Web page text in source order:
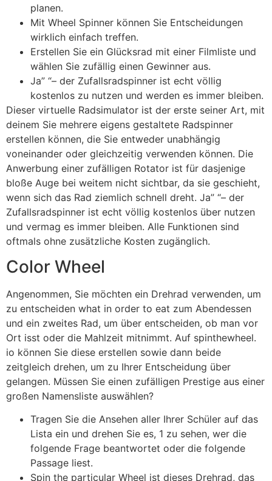
planen.
Mit Wheel Spinner können Sie Entscheidungen
wirklich einfach treffen.
Erstellen Sie ein Glücksrad mit einer Filmliste und
wählen Sie zufällig einen Gewinner aus.
Ja” “– der Zufallsradspinner ist echt völlig
kostenlos zu nutzen und werden es immer bleiben.
Dieser virtuelle Radsimulator ist der erste seiner Art, mit
deinem Sie mehrere eigens gestaltete Radspinner
erstellen können, die Sie entweder unabhängig
voneinander oder gleichzeitig verwenden können. Die
Anwerbung einer zufälligen Rotator ist für dasjenige
bloße Auge bei weitem nicht sichtbar, da sie geschieht,
wenn sich das Rad ziemlich schnell dreht. Ja” “– der
Zufallsradspinner ist echt völlig kostenlos über nutzen
und vermag es immer bleiben. Alle Funktionen sind
oftmals ohne zusätzliche Kosten zugänglich.
Color Wheel
Angenommen, Sie möchten ein Drehrad verwenden, um
zu entscheiden what in order to eat zum Abendessen
und ein zweites Rad, um über entscheiden, ob man vor
Ort isst oder die Mahlzeit mitnimmt. Auf spinthewheel.
io können Sie diese erstellen sowie dann beide
zeitgleich drehen, um zu Ihrer Entscheidung über
gelangen. Müssen Sie einen zufälligen Prestige aus einer
großen Namensliste auswählen?
Tragen Sie die Ansehen aller Ihrer Schüler auf das
Lista ein und drehen Sie es, 1 zu sehen, wer die
folgende Frage beantwortet oder die folgende
Passage liest.
Spin the particular Wheel ist dieses Drehrad, das